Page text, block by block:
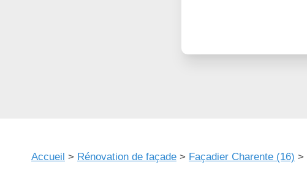
Accueil > Rénovation de façade > Façadier Charente (16) >